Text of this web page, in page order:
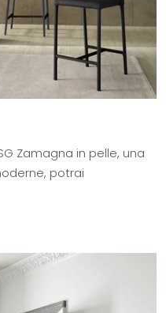
Zamagna in pelle, una
potrai